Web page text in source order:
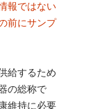
報ではない
前にサンプ
給するため
の総称で
維持に必要